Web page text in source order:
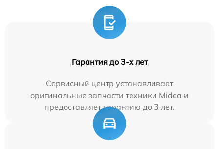
Гарантия до 3-х лет
Сервисный центр устанавливает
оригинальные запчасти техники Midea и
предоставляет гарантию до 3 лет.